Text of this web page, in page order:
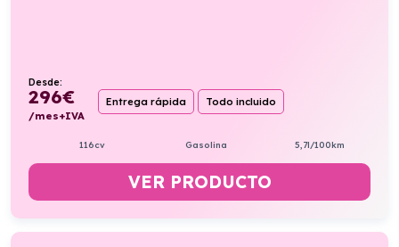
Desde:
296€
/mes+IVA
Entrega rápida Todo incluido
116cv Gasolina 5,7l/100km
VER PRODUCTO